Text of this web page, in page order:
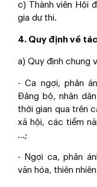
c) Thành viên Hội
gia dự thi.
4. Quy định về
a) Quy định chung
- Ca ngợi, phản
Đảng bộ, nhân
thời gian qua trên
xã hội, các tiềm
…;
- Ngợi ca, phản
văn hóa, thiên